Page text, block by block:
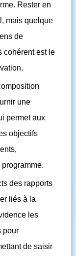
Rester en
mais quelque
de
cohérent est le
une
permet aux
objectifs
des rapports
liés à la
les
pour
de saisir